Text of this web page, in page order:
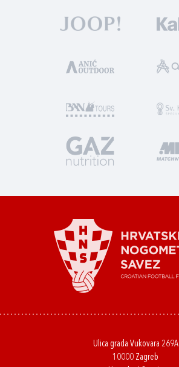
Ulica grada Vukovara 269A
10000 Zagreb